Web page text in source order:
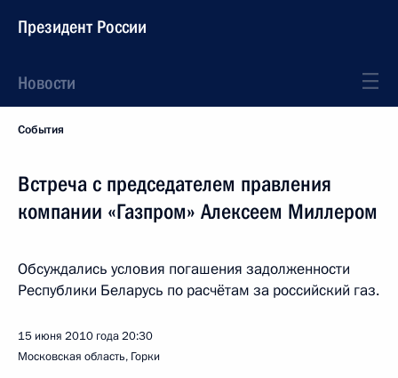
Президент России
Новости
События
Встреча с председателем правления
компании «Газпром» Алексеем Миллером
Обсуждались условия погашения задолженности
Республики Беларусь по расчётам за российский газ.
15 июня 2010 года20:30
Московская область, Горки